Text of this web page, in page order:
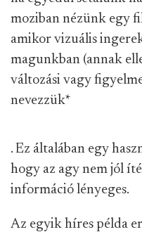
moziban nézünk egy
amikor vizuális
magunkban (annak
változási vagy
nevezzük*
. Ez általában egy
hogy az agy nem jól
információ lényeges.
Az egyik híres példa